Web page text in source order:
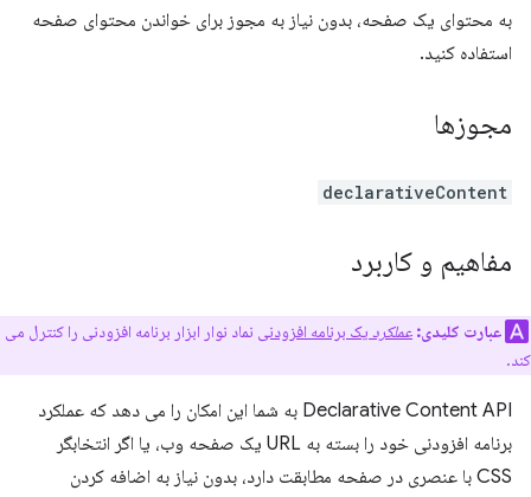
به محتوای یک صفحه، بدون نیاز به مجوز برای خواندن محتوای صفحه
استفاده کنید.
مجوزها
declarativeContent
مفاهیم و کاربرد
عبارت کلیدی: عملکرد یک برنامه افزودنی نماد نوار ابزار برنامه افزودنی را کنترل می
کند.
Declarative Content API به شما این امکان را می دهد که عملکرد
برنامه افزودنی خود را بسته به URL یک صفحه وب، یا اگر انتخابگر
CSS با عنصری در صفحه مطابقت دارد، بدون نیاز به اضافه کردن